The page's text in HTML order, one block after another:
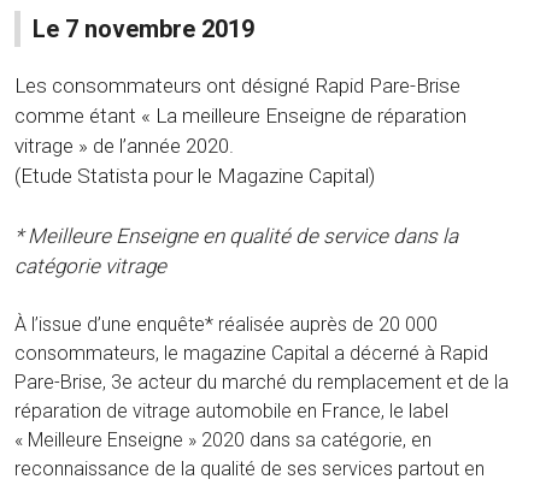
Le 7 novembre 2019
Les consommateurs ont désigné Rapid Pare-Brise
comme étant « La meilleure Enseigne de réparation
vitrage » de l’année 2020.
(Etude Statista pour le Magazine Capital)
* Meilleure Enseigne en qualité de service dans la
catégorie vitrage
À l’issue d’une enquête* réalisée auprès de 20 000
consommateurs, le magazine Capital a décerné à Rapid
Pare-Brise, 3e acteur du marché du remplacement et de la
réparation de vitrage automobile en France, le label
« Meilleure Enseigne » 2020 dans sa catégorie, en
reconnaissance de la qualité de ses services partout en